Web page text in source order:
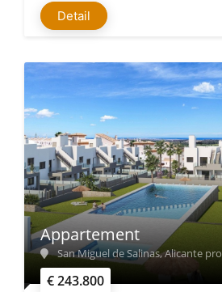
Detail
€ 243.800
Appartement
San Miguel de Salinas, Alicante